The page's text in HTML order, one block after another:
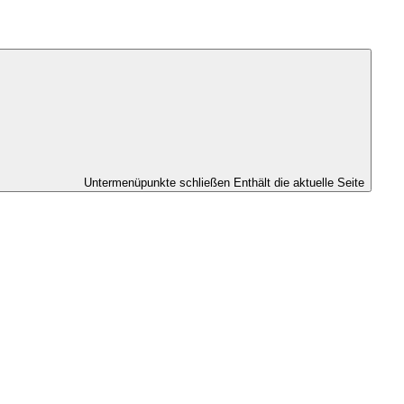
Untermenüpunkte schließen Enthält die aktuelle Seite